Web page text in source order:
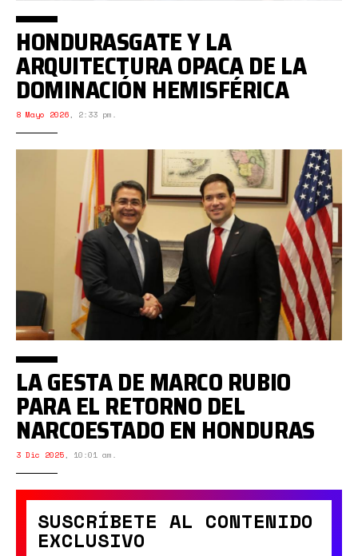
HONDURASGATE Y LA
ARQUITECTURA OPACA DE LA
DOMINACIÓN HEMISFÉRICA
8 Mayo 2026, 2:33 pm.
SUSCRÍBETE AL CONTENIDO
EXCLUSIVO
LA GESTA DE MARCO RUBIO
PARA EL RETORNO DEL
NARCOESTADO EN HONDURAS
3 Dic 2025, 10:01 am.